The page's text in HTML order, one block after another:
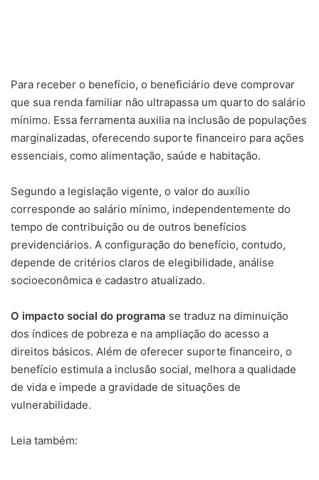
Para receber o benefício, o beneficiário deve comprovar
que sua renda familiar não ultrapassa um quarto do salário
mínimo. Essa ferramenta auxilia na inclusão de populações
marginalizadas, oferecendo suporte financeiro para ações
essenciais, como alimentação, saúde e habitação.
Segundo a legislação vigente, o valor do auxílio
corresponde ao salário mínimo, independentemente do
tempo de contribuição ou de outros benefícios
previdenciários. A configuração do benefício, contudo,
depende de critérios claros de elegibilidade, análise
socioeconômica e cadastro atualizado.
O impacto social do programa se traduz na diminuição
dos índices de pobreza e na ampliação do acesso a
direitos básicos. Além de oferecer suporte financeiro, o
benefício estimula a inclusão social, melhora a qualidade
de vida e impede a gravidade de situações de
vulnerabilidade.
Leia também: